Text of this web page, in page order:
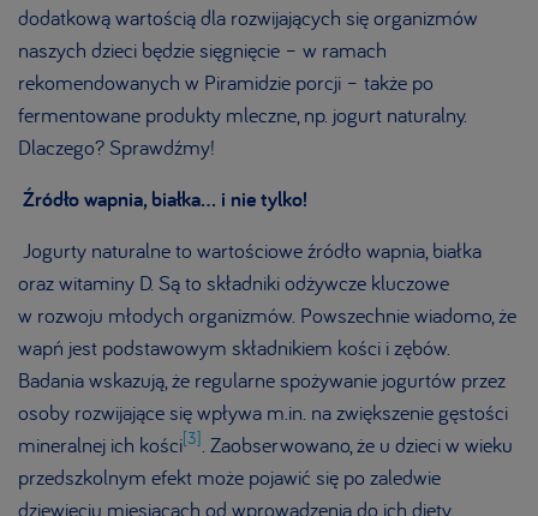
dodatkową wartością dla rozwijających się organizmów
naszych dzieci będzie sięgnięcie – w ramach
rekomendowanych w Piramidzie porcji – także po
fermentowane produkty mleczne, np. jogurt naturalny.
Dlaczego? Sprawdźmy!
Źródło wapnia, białka… i nie tylko!
Jogurty naturalne to wartościowe źródło wapnia, białka
oraz witaminy D. Są to składniki odżywcze kluczowe
w rozwoju młodych organizmów. Powszechnie wiadomo, że
wapń jest podstawowym składnikiem kości i zębów.
Badania wskazują, że regularne spożywanie jogurtów przez
osoby rozwijające się wpływa m.in. na zwiększenie gęstości
mineralnej ich kości[3]. Zaobserwowano, że u dzieci w wieku
przedszkolnym efekt może pojawić się po zaledwie
dziewięciu miesiącach od wprowadzenia do ich diety